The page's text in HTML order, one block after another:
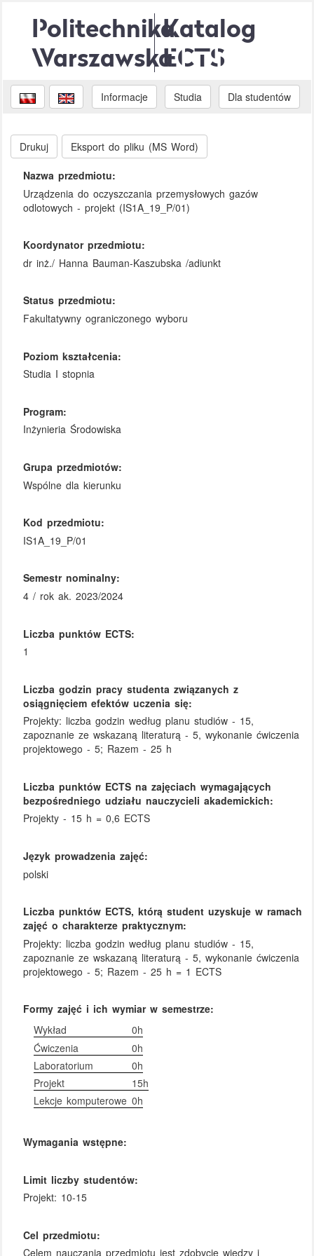
Politechnika
Warszawska
Katalog
ECTS
Informacje Studia Dla studentów
Drukuj Eksport do pliku (MS Word)
Nazwa przedmiotu:
Urządzenia do oczyszczania przemysłowych gazów
odlotowych - projekt (IS1A_19_P/01)
Koordynator przedmiotu:
dr inż./ Hanna Bauman-Kaszubska /adiunkt
Status przedmiotu:
Fakultatywny ograniczonego wyboru
Poziom kształcenia:
Studia I stopnia
Program:
Inżynieria Środowiska
Grupa przedmiotów:
Wspólne dla kierunku
Kod przedmiotu:
IS1A_19_P/01
Semestr nominalny:
4 / rok ak. 2023/2024
Liczba punktów ECTS:
1
Liczba godzin pracy studenta związanych z
osiągnięciem efektów uczenia się:
Projekty: liczba godzin według planu studiów - 15,
zapoznanie ze wskazaną literaturą - 5, wykonanie ćwiczenia
projektowego - 5; Razem - 25 h
Liczba punktów ECTS na zajęciach wymagających
bezpośredniego udziału nauczycieli akademickich:
Projekty - 15 h = 0,6 ECTS
Język prowadzenia zajęć:
polski
Liczba punktów ECTS, którą student uzyskuje w ramach
zajęć o charakterze praktycznym:
Projekty: liczba godzin według planu studiów - 15,
zapoznanie ze wskazaną literaturą - 5, wykonanie ćwiczenia
projektowego - 5; Razem - 25 h = 1 ECTS
Formy zajęć i ich wymiar w semestrze:
Wykład
0h
Ćwiczenia
0h
Laboratorium
0h
Projekt
15h
Lekcje komputerowe 0h
Wymagania wstępne:
Limit liczby studentów:
Projekt: 10-15
Cel przedmiotu:
Celem nauczania przedmiotu jest zdobycie wiedzy i